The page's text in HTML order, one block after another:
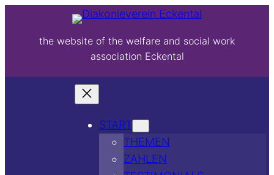
the website of the welfare and social work
association Eckental
START
THEMEN
ZAHLEN